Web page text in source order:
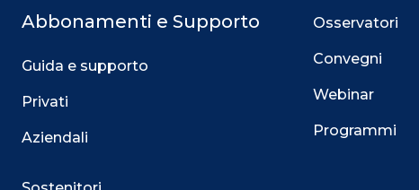
Abbonamenti e Supporto
Guida e supporto
Privati
Aziendali
Osservatori
Convegni
Webinar
Programmi